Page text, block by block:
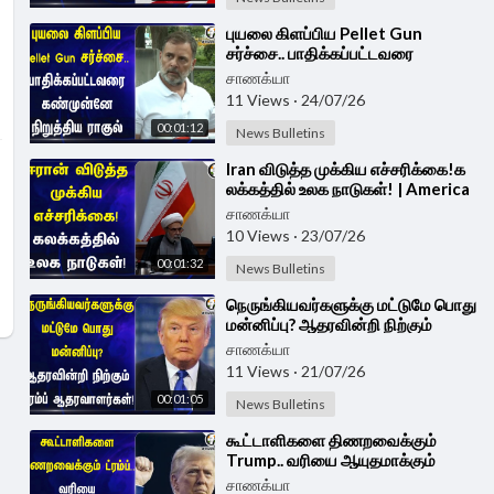
00:01:12
⁣புயலை கிளப்பிய Pellet Gun
சர்ச்சை.. பாதிக்கப்பட்டவரை
கண்முன்னே நிறுத்திய
RahulGandhi | CJP Protest
சாணக்யா
11 Views · 24/07/26
News Bulletins
00:01:32
⁣Iran விடுத்த முக்கிய எச்சரிக்கை!க
லக்கத்தில் உலக நாடுகள்! | America
Iran War
சாணக்யா
10 Views · 23/07/26
News Bulletins
00:01:05
⁣நெருங்கியவர்களுக்கு மட்டுமே பொது
மன்னிப்பு? ஆதரவின்றி நிற்கும்
Trump ஆதரவாளர்கள்! | America
சாணக்யா
11 Views · 21/07/26
News Bulletins
⁣கூட்டாளிகளை திணறவைக்கும்
Trump.. வரியை ஆயுதமாக்கும்
America.. | USA
சாணக்யா